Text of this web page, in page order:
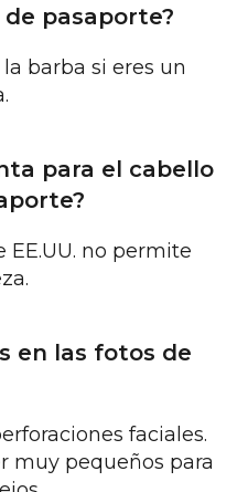
pasaporte?
barba si eres un
para el cabello
EE.UU. no permite
en las fotos de
faciales.
muy pequeños para